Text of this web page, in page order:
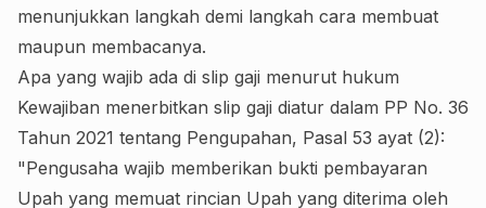
menunjukkan langkah demi langkah cara membuat
maupun membacanya.
Apa yang wajib ada di slip gaji menurut hukum
Kewajiban menerbitkan slip gaji diatur dalam PP No. 36
Tahun 2021 tentang Pengupahan, Pasal 53 ayat (2):
"Pengusaha wajib memberikan bukti pembayaran
Upah yang memuat rincian Upah yang diterima oleh